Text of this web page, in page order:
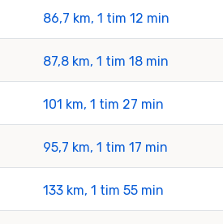
86,7 km, 1 tim 12 min
87,8 km, 1 tim 18 min
101 km, 1 tim 27 min
95,7 km, 1 tim 17 min
133 km, 1 tim 55 min